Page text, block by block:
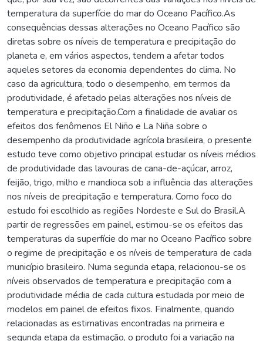
temperatura da superfície do mar do Oceano Pacífico.As
consequências dessas alterações no Oceano Pacífico são
diretas sobre os níveis de temperatura e precipitação do
planeta e, em vários aspectos, tendem a afetar todos
aqueles setores da economia dependentes do clima. No
caso da agricultura, todo o desempenho, em termos da
produtividade, é afetado pelas alterações nos níveis de
temperatura e precipitação.Com a finalidade de avaliar os
efeitos dos fenômenos El Niño e La Niña sobre o
desempenho da produtividade agrícola brasileira, o presente
estudo teve como objetivo principal estudar os níveis médios
de produtividade das lavouras de cana-de-açúcar, arroz,
feijão, trigo, milho e mandioca sob a influência das alterações
nos níveis de precipitação e temperatura. Como foco do
estudo foi escolhido as regiões Nordeste e Sul do Brasil.A
partir de regressões em painel, estimou-se os efeitos das
temperaturas da superfície do mar no Oceano Pacífico sobre
o regime de precipitação e os níveis de temperatura de cada
município brasileiro. Numa segunda etapa, relacionou-se os
níveis observados de temperatura e precipitação com a
produtividade média de cada cultura estudada por meio de
modelos em painel de efeitos fixos. Finalmente, quando
relacionadas as estimativas encontradas na primeira e
segunda etapa da estimação, o produto foi a variação na